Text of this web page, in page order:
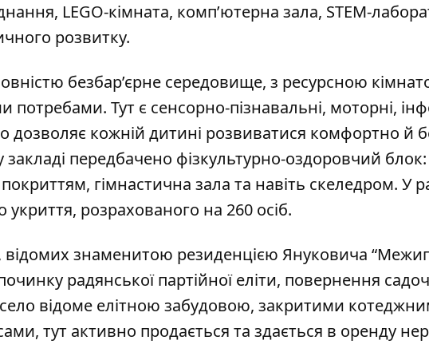
LEGO-кімната, комп’ютерна зала, STEM-
розвитку.
безбар’єрне середовище, з ресурсною
потребами. Тут є сенсорно-пізнавальні, моторні,
дозволяє кожній дитині розвиватися комфортно й
закладі передбачено фізкультурно-оздоровчий
гімнастична зала та навіть скеледром. У
розрахованого на 260 осіб.
знаменитою резиденцією Януковича
радянської партійної еліти, повернення
відоме елітною забудовою, закритими
тут активно продається та здається в оренду